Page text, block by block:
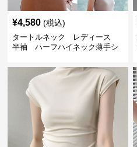
¥4,580 (税込)
タートルネック レディース
半袖 ハーフハイネック薄手シ